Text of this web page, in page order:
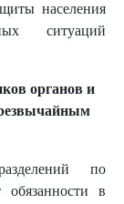
населения
ситуаций
органов и
по
в